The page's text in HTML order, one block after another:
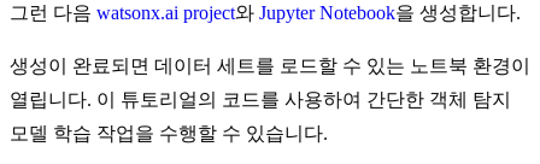
그런 다음 watsonx.ai project와 Jupyter Notebook을 생성합니다.
생성이 완료되면 데이터 세트를 로드할 수 있는 노트북 환경이
열립니다. 이 튜토리얼의 코드를 사용하여 간단한 객체 탐지
모델 학습 작업을 수행할 수 있습니다.